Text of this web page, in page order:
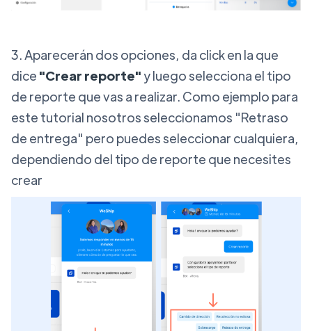
3. Aparecerán dos opciones, da click en la que
dice "Crear reporte"y luego selecciona el tipo
de reporte que vas a realizar. Como ejemplo para
este tutorial nosotros seleccionamos "Retraso
de entrega" pero puedes seleccionar cualquiera,
dependiendo del tipo de reporte que necesites
crear